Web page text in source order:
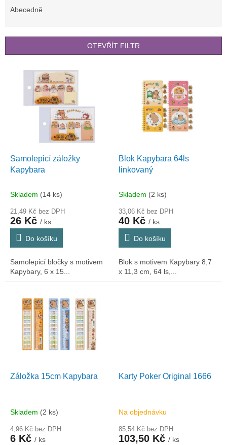
r
Abecedně
OTEVŘÍT FILTR
Samolepicí záložky
Kapybara
Skladem (14 ks)
21,49 Kč bez DPH
26 Kč / ks
Do košíku
Samolepicí bločky s motivem
Kapybary, 6 x 15...
Blok Kapybara 64ls
linkovaný
Skladem (2 ks)
33,06 Kč bez DPH
40 Kč / ks
Do košíku
Blok s motivem Kapybary 8,7
x 11,3 cm, 64 ls,...
Záložka 15cm Kapybara
Skladem (2 ks)
4,96 Kč bez DPH
6 Kč / ks
Karty Poker Original 1666
Na objednávku
85,54 Kč bez DPH
103,50 Kč / ks